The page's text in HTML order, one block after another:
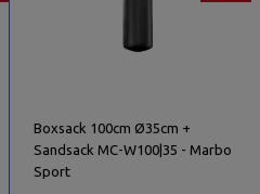
Boxsack 100cm Ø35cm +
Sandsack MC-W100|35 - Marbo
Sport